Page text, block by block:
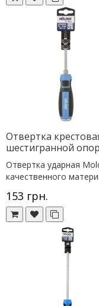
Отвертка
шестигранной
Отвертка ударная
качественного
153 грн.